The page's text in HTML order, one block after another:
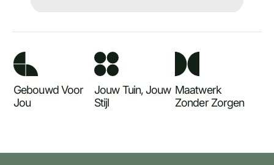
Gebouwd Voor
Jou
Jouw Tuin, Jouw
Stijl
Maatwerk
Zonder Zorgen